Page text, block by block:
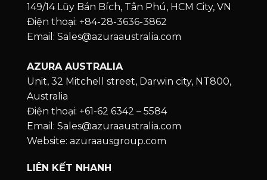
149/14 Lũy Bán Bích, Tân Phú, HCM City, VN
Điện thoại: +84-28-3636-3862
Email: Sales@azuraaustralia.com
AZURA AUSTRALIA
Unit, 32 Mitchell street, Darwin city, NT800,
Australia
Điện thoại: +61-62 6342 – 5584
Email: Sales@azuraaustralia.com
Website: azuraausgroup.com
LIÊN KẾT NHANH